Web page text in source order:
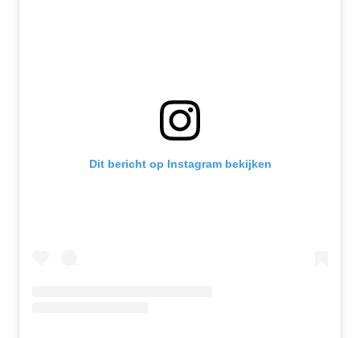
Dit bericht op Instagram bekijken